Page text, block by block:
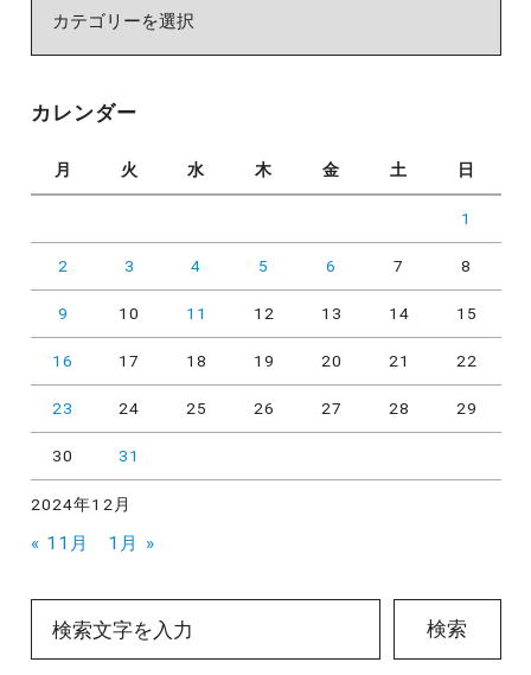
ー
カレンダー
2024年12月
月 火 水 木 金 土 日
1
2 3 4 5 6 7 8
9 10 11 12 13 14 15
16 17 18 19 20 21 22
23 24 25 26 27 28 29
30 31
« 11月 1月 »
検索